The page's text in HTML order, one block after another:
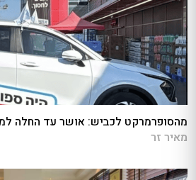
מהסופרמרקט לכביש: אושר עד החלה
מאיר זר